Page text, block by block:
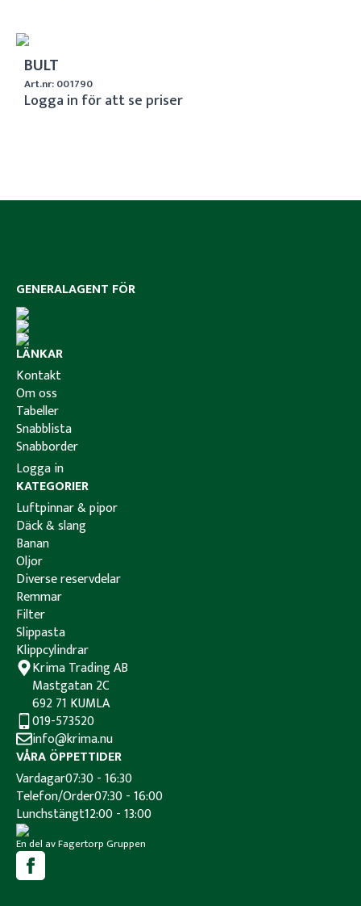
BULT
Art.nr: 001790
Logga in för att se priser
Krima Trading AB
Mastgatan 2C
692 71 KUMLA
019-573520
info@krima.nu
VÅRA ÖPPETTIDER
Vardagar07:30 - 16:30
Telefon/Order07:30 - 16:00
Lunchstängt12:00 - 13:00
En del av Fagertorp Gruppen
KATEGORIER
Luftpinnar & pipor
Däck & slang
Banan
Oljor
Diverse reservdelar
Remmar
Filter
Slippasta
Klippcylindrar
LÄNKAR
Kontakt
Om oss
Tabeller
Snabblista
Snabborder
Logga in
GENERALAGENT FÖR